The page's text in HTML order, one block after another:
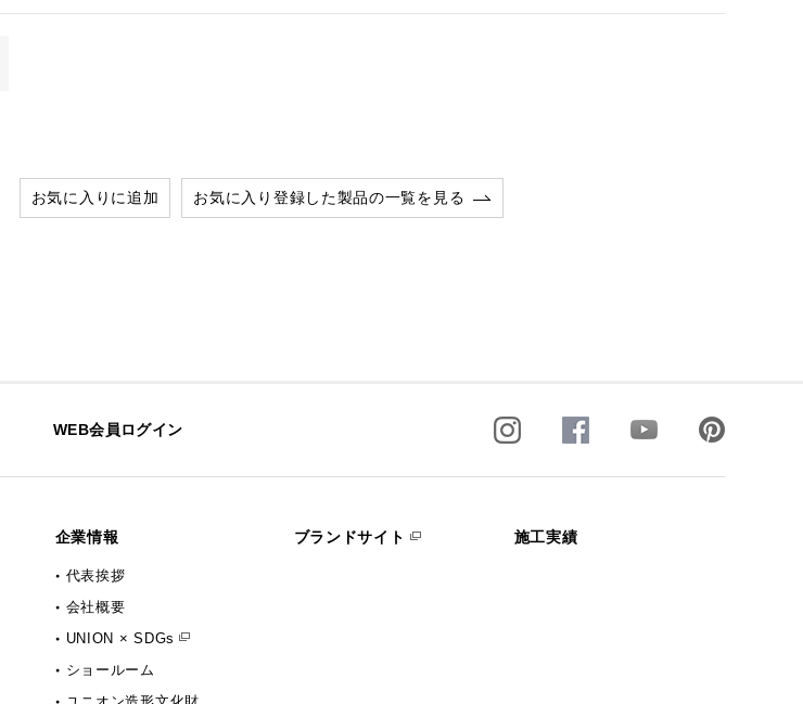
お気に入りに追加 お気に入り登録した製品の一覧を見る
WEB会員ログイン
企業情報
代表挨拶
会社概要
UNION × SDGs
ショールーム
ブランドサイト 施工実績